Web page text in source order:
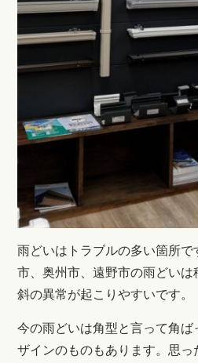
雨どいはトラブルの多い箇所で
市、奥州市、遠野市の雨どい
斜の異常が起こりやすいです。
今の雨どいは角型と言って角
ザインのものもあります。思